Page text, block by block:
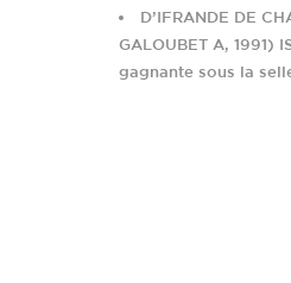
D’IFRANDE DE
GALOUBET A, 1991)
gagnante sous la